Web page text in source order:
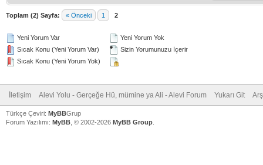
Toplam (2) Sayfa: « Önceki 1 2
Yeni Yorum Var
Sıcak Konu (Yeni Yorum Var)
Sıcak Konu (Yeni Yorum Yok)
Yeni Yorum Yok
Sizin Yorumunuzu İçerir
İletişim Alevi Yolu - Gerçeğe Hü, mümine ya Ali - Alevi Forum Yukarı Git
Türkçe Çeviri: MyBBGrup
Forum Yazılımı: MyBB , © 2002-2026 MyBB Group